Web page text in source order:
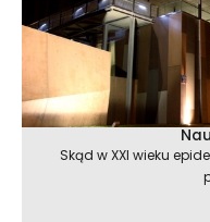
Skąd w XXI wieku